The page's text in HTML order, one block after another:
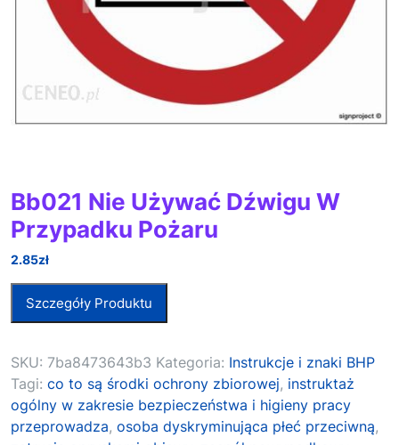
Bb021 Nie Używać Dźwigu W
Przypadku Pożaru
2.85zł
Szczegóły Produktu
SKU: 7ba8473643b3 Kategoria: Instrukcje i znaki BHP
Tagi: co to są środki ochrony zbiorowej, instruktaż
ogólny w zakresie bezpieczeństwa i higieny pracy
przeprowadza, osoba dyskryminująca płeć przeciwną,